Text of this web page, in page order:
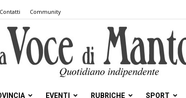
Contatti Community
EVENTI RUBRICHE SPORT